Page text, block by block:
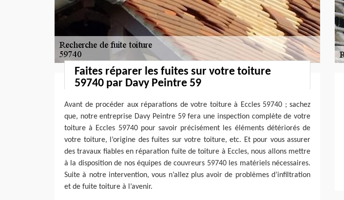
Faites réparer les fuites sur votre toiture
59740 par Davy Peintre 59
Avant de procéder aux réparations de votre toiture à Eccles 59740 ; sachez
que, notre entreprise Davy Peintre 59 fera une inspection complète de votre
toiture à Eccles 59740 pour savoir précisément les éléments détériorés de
votre toiture, l’origine des fuites sur votre toiture, etc. Et pour vous assurer
des travaux fiables en réparation fuite de toiture à Eccles, nous allons mettre
à la disposition de nos équipes de couvreurs 59740 les matériels nécessaires.
Suite à notre intervention, vous n’allez plus avoir de problèmes d’infiltration
et de fuite toiture à l’avenir.